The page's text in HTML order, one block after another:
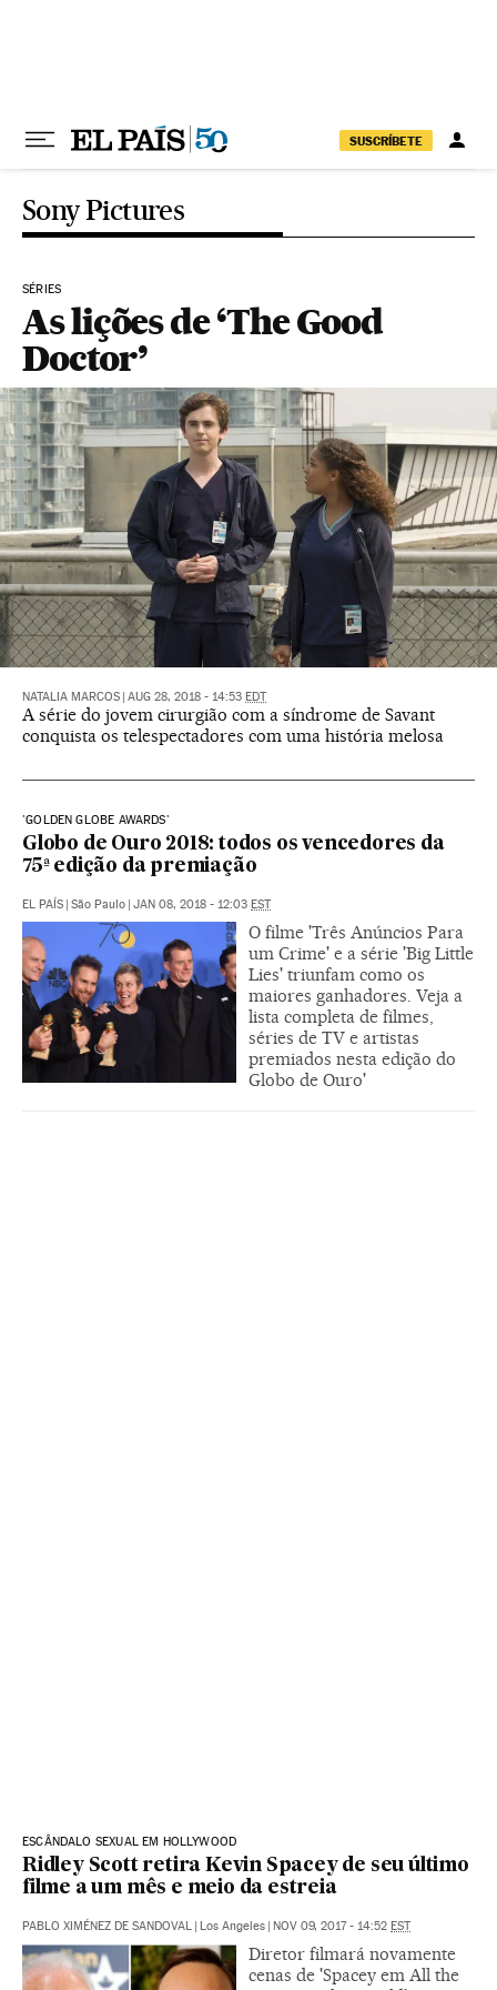
SUSCRÍBETE
Sony Pictures
SÉRIES
As lições de ‘The Good
Doctor’
NATALIA MARCOS AUG 28, 2018 - 14:53 EDT
A série do jovem cirurgião com a síndrome de Savant
conquista os telespectadores com uma história melosa
'GOLDEN GLOBE AWARDS'
Globo de Ouro 2018: todos os vencedores da
75ª edição da premiação
EL PAÍS São Paulo JAN 08, 2018 - 12:03 EST
O filme 'Três Anúncios Para
um Crime' e a série 'Big Little
Lies' triunfam como os
maiores ganhadores. Veja a
lista completa de filmes,
séries de TV e artistas
premiados nesta edição do
Globo de Ouro'
ESCÂNDALO SEXUAL EM HOLLYWOOD
Ridley Scott retira Kevin Spacey de seu último
filme a um mês e meio da estreia
PABLO XIMÉNEZ DE SANDOVAL Los Angeles NOV 09, 2017 - 14:52 EST
Diretor filmará novamente
cenas de 'Spacey em All the